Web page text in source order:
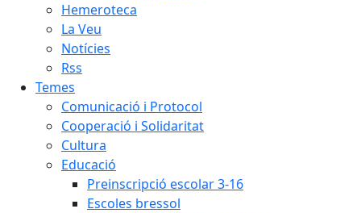
Hemeroteca
La Veu
Notícies
Rss
Temes
Comunicació i Protocol
Cooperació i Solidaritat
Cultura
Educació
Preinscripció escolar 3-16
Escoles bressol